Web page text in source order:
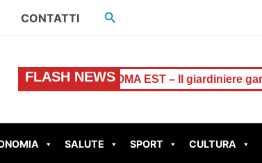
CONTATTI Cerca
FLASH NEWS
ROMA EST – Il giardiniere gambiano
SALUTE SPORT CULTURA